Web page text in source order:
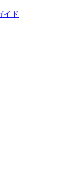
イド